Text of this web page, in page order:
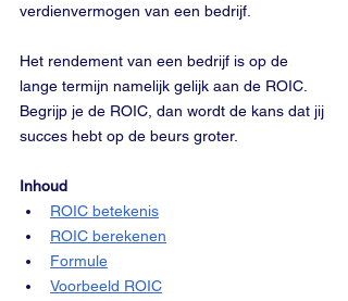
verdienvermogen van een bedrijf.
Het rendement van een bedrijf is op de
lange termijn namelijk gelijk aan de ROIC.
Begrijp je de ROIC, dan wordt de kans dat jij
succes hebt op de beurs groter.
Inhoud
ROIC betekenis
ROIC berekenen
Formule
Voorbeeld ROIC